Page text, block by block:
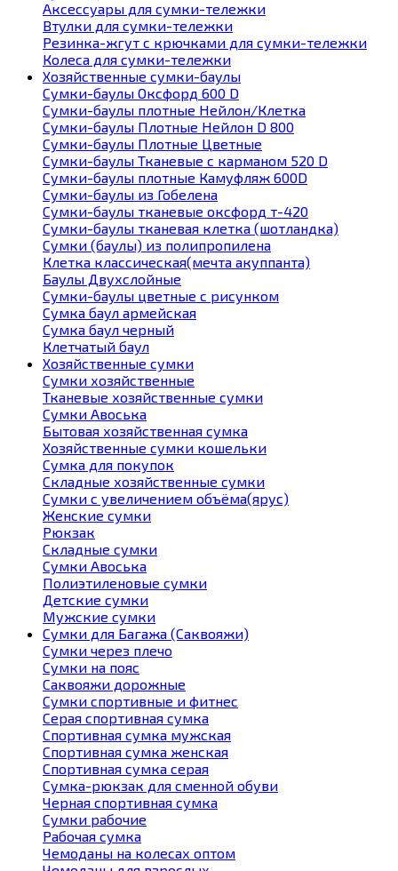
Аксессуары для сумки-тележки
Втулки для сумки-тележки
Резинка-жгут с крючками для сумки-тележки
Колеса для сумки-тележки
Хозяйственные сумки-баулы
Сумки-баулы Оксфорд 600 D
Сумки-баулы плотные Нейлон/Клетка
Сумки-баулы Плотные Нейлон D 800
Сумки-баулы Плотные Цветные
Сумки-баулы Тканевые с карманом 520 D
Сумки-баулы плотные Камуфляж 600D
Сумки-баулы из Гобелена
Сумки-баулы тканевые оксфорд т-420
Сумки-баулы тканевая клетка (шотландка)
Сумки (баулы) из полипропилена
Клетка классическая(мечта акуппанта)
Баулы Двухслойные
Сумки-баулы цветные с рисунком
Сумка баул армейская
Сумка баул черный
Клетчатый баул
Хозяйственные сумки
Сумки хозяйственные
Тканевые хозяйственные сумки
Сумки Авоська
Бытовая хозяйственная сумка
Хозяйственные сумки кошельки
Сумка для покупок
Складные хозяйственные сумки
Сумки с увеличением объёма(ярус)
Женские сумки
Рюкзак
Складные сумки
Сумки Авоська
Полиэтиленовые сумки
Детские сумки
Мужские сумки
Сумки для Багажа (Саквояжи)
Сумки через плечо
Сумки на пояс
Саквояжи дорожные
Сумки спортивные и фитнес
Серая спортивная сумка
Спортивная сумка мужская
Спортивная сумка женская
Спортивная сумка серая
Сумка-рюкзак для сменной обуви
Черная спортивная сумка
Сумки рабочие
Рабочая сумка
Чемоданы на колесах оптом